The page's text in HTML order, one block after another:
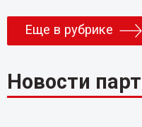
Еще в рубрике
Новости